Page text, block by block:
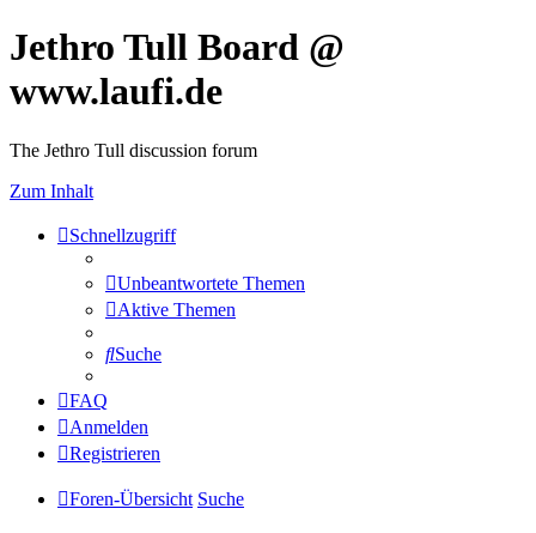
Jethro Tull Board @
www.laufi.de
The Jethro Tull discussion forum
Zum Inhalt
Schnellzugriff
Unbeantwortete Themen
Aktive Themen
Suche
FAQ
Anmelden
Registrieren
Foren-Übersicht Suche